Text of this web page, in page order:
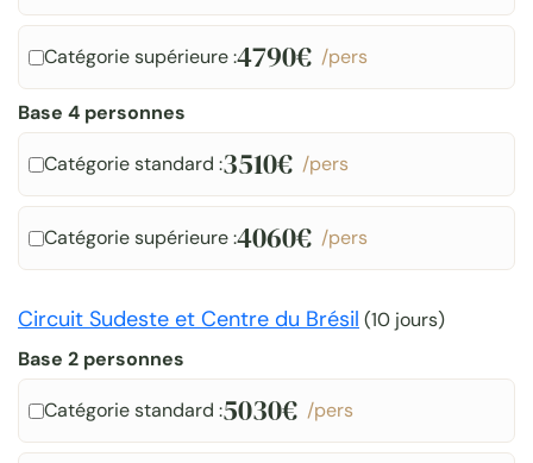
Catégorie supérieure :4790€ /pers
Base 4 personnes
Catégorie standard :3510€ /pers
Catégorie supérieure :4060€ /pers
Circuit Sudeste et Centre du Brésil (10 jours)
Base 2 personnes
Catégorie standard :5030€ /pers